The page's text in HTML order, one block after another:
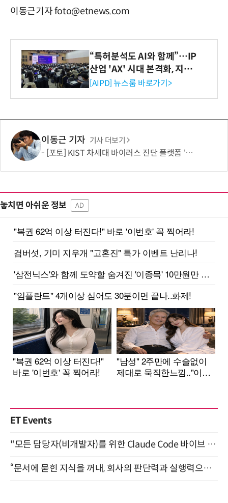
이동근기자 foto@etnews.com
“특허분석도 AI와 함께”…IP
산업 'AX' 시대 본격화, 지식
재산처 1호 AI IP데이터분석
[AIPD] 뉴스룸 바로가기>
이동근 기자 기사 더보기
[포토] KIST 차세대 바이러스 진단 플랫폼 '퓨전 어세이' 개발
놓치면 아쉬운 정보 AD
ET Events
"모든 담당자(비개발자)를 위한 Claude Code 바이브 코딩 2-day 부트캠프" 9월 16~17일 개최
“문서에 묻힌 지식을 꺼내, 회사의 판단력과 실행력으로 바꾸다” (8/20)